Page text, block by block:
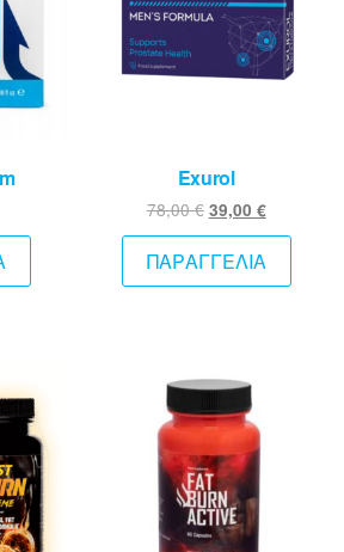
Exurol
78,00€ Original
price
was:
78,00 €.
39,00 €Η
είναι:
ΠΑΡΑΓΓΕΛΙΑ